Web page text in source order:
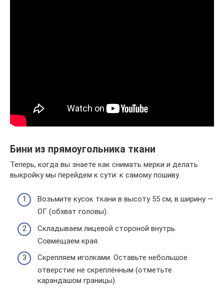
Бини из прямоугольника ткани
Теперь, когда вы знаете как снимать мерки и делать
выкройку мы перейдем к сути: к самому пошиву.
Возьмите кусок ткани в высоту 55 см, в ширину —
ОГ (обхват головы).
Складываем лицевой стороной внутрь.
Совмещаем края.
Скрепляем иголками. Оставьте небольшое
отверстие не скреплённым (отметьте
карандашом границы).